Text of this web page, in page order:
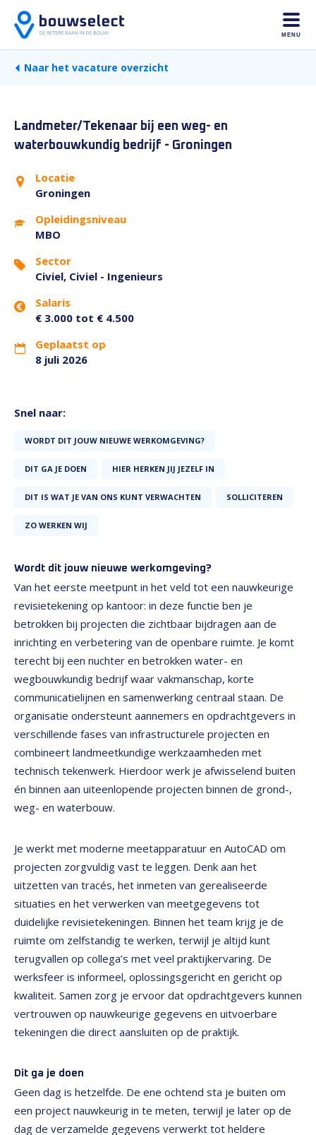
MENU
Naar het vacature overzicht
Landmeter/Tekenaar bij een weg- en
waterbouwkundig bedrijf - Groningen
Locatie
Groningen
Opleidingsniveau
MBO
Sector
Civiel, Civiel - Ingenieurs
Salaris
€ 3.000 tot € 4.500
Geplaatst op
8 juli 2026
Snel naar:
WORDT DIT JOUW NIEUWE WERKOMGEVING?
DIT GA JE DOEN HIER HERKEN JIJ JEZELF IN
DIT IS WAT JE VAN ONS KUNT VERWACHTEN SOLLICITEREN
ZO WERKEN WIJ
Wordt dit jouw nieuwe werkomgeving?
Van het eerste meetpunt in het veld tot een nauwkeurige
revisietekening op kantoor: in deze functie ben je
betrokken bij projecten die zichtbaar bijdragen aan de
inrichting en verbetering van de openbare ruimte. Je komt
terecht bij een nuchter en betrokken water- en
wegbouwkundig bedrijf waar vakmanschap, korte
communicatielijnen en samenwerking centraal staan. De
organisatie ondersteunt aannemers en opdrachtgevers in
verschillende fases van infrastructurele projecten en
combineert landmeetkundige werkzaamheden met
technisch tekenwerk. Hierdoor werk je afwisselend buiten
én binnen aan uiteenlopende projecten binnen de grond-,
weg- en waterbouw.
Je werkt met moderne meetapparatuur en AutoCAD om
projecten zorgvuldig vast te leggen. Denk aan het
uitzetten van tracés, het inmeten van gerealiseerde
situaties en het verwerken van meetgegevens tot
duidelijke revisietekeningen. Binnen het team krijg je de
ruimte om zelfstandig te werken, terwijl je altijd kunt
terugvallen op collega’s met veel praktijkervaring. De
werksfeer is informeel, oplossingsgericht en gericht op
kwaliteit. Samen zorg je ervoor dat opdrachtgevers kunnen
vertrouwen op nauwkeurige gegevens en uitvoerbare
tekeningen die direct aansluiten op de praktijk.
Dit ga je doen
Geen dag is hetzelfde. De ene ochtend sta je buiten om
een project nauwkeurig in te meten, terwijl je later op de
dag de verzamelde gegevens verwerkt tot heldere